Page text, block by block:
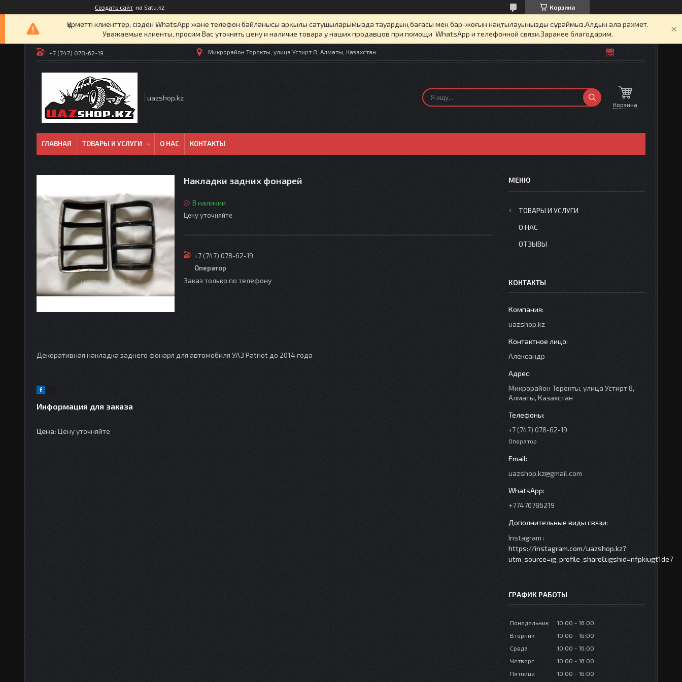
Создать сайт на Satu.kz Корзина
Құрметті клиенттер, сізден WhatsApp және телефон байланысы арқылы сатушыларымызда тауардың бағасы мен бар-жоғын нақтылауыңызды сұраймыз.Алдын ала рахмет.
Уважаемые клиенты, просим Вас уточнять цену и наличие товара у наших продавцов при помощи WhatsApp и телефонной связи.Заранее благодарим.
+7 (747) 078-62-19 Микрорайон Теректы, улица Устирт 8, Алматы, Казахстан
uazshop.kz
Корзина
ГЛАВНАЯ ТОВАРЫ И УСЛУГИ О НАС КОНТАКТЫ
Накладки задних фонарей
В наличии
Цену уточняйте
+7 (747) 078-62-19
Оператор
Заказ только по телефону
Декоративная накладка заднего фонаря для автомобиля УАЗ Patriot до 2014 года
Информация для заказа
Цена: Цену уточняйте
ТОВАРЫ И УСЛУГИ
О НАС
ОТЗЫВЫ
КОНТАКТЫ
uazshop.kz
Александр
Микрорайон Теректы, улица Устирт 8,
Алматы, Казахстан
+7 (747) 078-62-19
Оператор
uazshop.kz@gmail.com
+77470786219
Instagram
https://instagram.com/uazshop.kz?
utm_source=ig_profile_share&igshid=nfpkiugt1de7
ГРАФИК РАБОТЫ
Понедельник 10:00
16:00
Вторник
10:00
16:00
Среда
10:00
16:00
Четверг
10:00
16:00
Пятница
10:00 16:00